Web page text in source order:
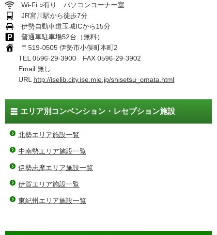
Wi-Fi ○有り パソコンコーナー室
JR宮川駅から徒歩7分
伊勢自動車道玉城ICから15分
普通車駐車場52台（無料）
〒519-0505 伊勢市小俣町本町2
TEL 0596-29-3900 FAX 0596-29-3902
Email 無し
URL http://iselib.city.ise.mie.jp/shisetsu_omata.html
エリア別コンベンション・レセプション施設
北勢エリア施設一覧
中南勢エリア施設一覧
伊勢志摩エリア施設一覧
伊賀エリア施設一覧
東紀州エリア施設一覧